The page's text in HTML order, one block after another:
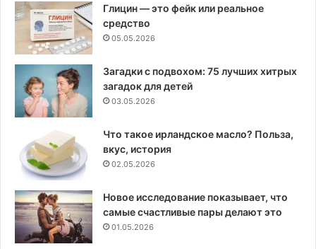
Глицин — это фейк или реальное
средство
05.05.2026
Загадки с подвохом: 75 лучших хитрых
загадок для детей
03.05.2026
Что такое ирландское масло? Польза,
вкус, история
02.05.2026
Новое исследование показывает, что
самые счастливые пары делают это
01.05.2026